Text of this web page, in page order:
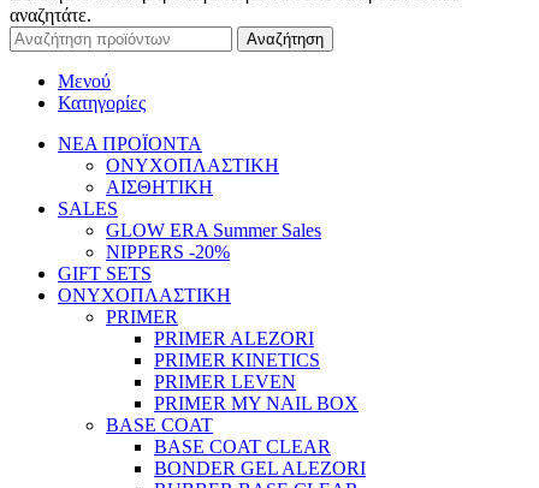
αναζητάτε.
Αναζήτηση
Μενού
Κατηγορίες
ΝΕΑ ΠΡΟΪΟΝΤΑ
ΟΝΥΧΟΠΛΑΣΤΙΚΗ
ΑΙΣΘΗΤΙΚΗ
SALES
GLOW ERA Summer Sales
NIPPERS -20%
GIFT SETS
ΟΝΥΧΟΠΛΑΣΤΙΚΗ
PRIMER
PRIMER ALEZORI
PRIMER KINETICS
PRIMER LEVEN
PRIMER MY NAIL BOX
BASE COAT
BASE COAT CLEAR
BONDER GEL ALEZORI